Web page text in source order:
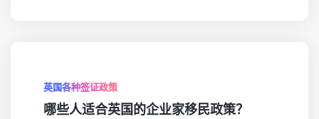
英国各种签证政策
哪些人适合英国的企业家移民政策？